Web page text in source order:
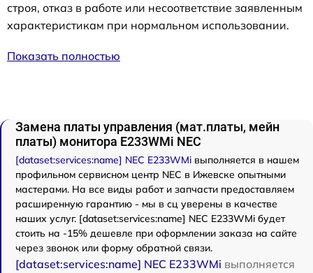
строя, отказ в работе или несоответствие заявленным
характеристикам при нормальном использовании.
Показать полностью
Замена платы управления (мат.платы, мейн
платы) монитора E233WMi NEC
[dataset:services:name] NEC E233WMi выполняется в нашем
профильном сервисном центр NEC в Ижевске опытными
мастерами. На все виды работ и запчасти предоставляем
расширенную гарантию - мы в сц уверены в качестве
наших услуг. [dataset:services:name] NEC E233WMi будет
стоить на -15% дешевле при оформлении заказа на сайте
через звонок или форму обратной связи.
[dataset:services:name] NEC E233WMi выполняется